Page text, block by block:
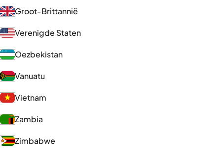
Groot-Brittannië
Verenigde Staten
Oezbekistan
Vanuatu
Vietnam
Zambia
Zimbabwe